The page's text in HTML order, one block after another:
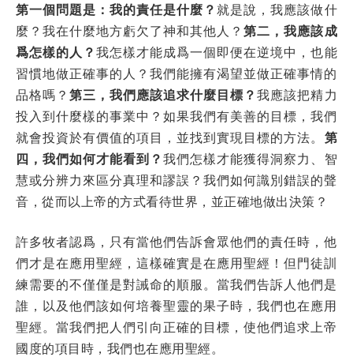
第一個問題是：我的責任是什麼？ 就是說，我應該做什
麼？我在什麼地方虧欠了神和其他人？第二，我應該成
爲怎樣的人？我怎樣才能成爲一個即便在逆境中，也能
習慣地做正確事的人？我們能擁有渴望並做正確事情的
品格嗎？第三，我們應該追求什麼目標？我應該把精力
投入到什麼樣的事業中？如果我們有美善的目標，我們
就會投資於有價值的項目，並找到實現目標的方法。 第
四，我們如何才能看到？我們怎樣才能獲得洞察力、智
慧或分辨力來區分真理和謬誤？我們如何識別錯誤的聲
音，從而以上帝的方式看待世界，並正確地做出決策？
許多牧者認爲，只有當他們告訴會眾他們的責任時，他
們才是在應用聖經，這樣確實是在應用聖經！但門徒訓
練需要的不僅僅是對誡命的順服。當我們告訴人他們是
誰，以及他們該如何培養聖靈的果子時，我們也在應用
聖經。當我們把人們引向正確的目標，使他們追求上帝
國度的項目時，我們也在應用聖經。